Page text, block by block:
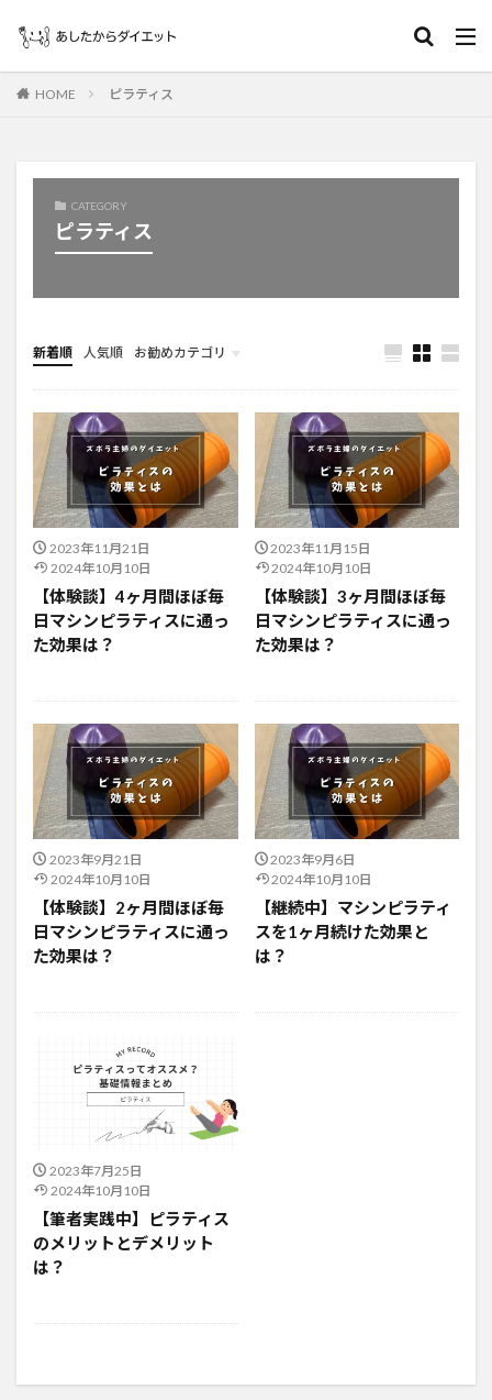
HOME ピラティス
CATEGORY
ピラティス
新着順 人気順 お勧めカテゴリ
Uncategorized
2023年11月21日
2024年10月10日
【体験談】4ヶ月間ほぼ毎
日マシンピラティスに通っ
た効果は？
2023年11月15日
2024年10月10日
【体験談】3ヶ月間ほぼ毎
日マシンピラティスに通っ
た効果は？
2023年9月21日
2024年10月10日
【体験談】2ヶ月間ほぼ毎
日マシンピラティスに通っ
た効果は？
2023年9月6日
2024年10月10日
【継続中】マシンピラティ
スを1ヶ月続けた効果と
は？
2023年7月25日
2024年10月10日
【筆者実践中】ピラティス
のメリットとデメリット
は？